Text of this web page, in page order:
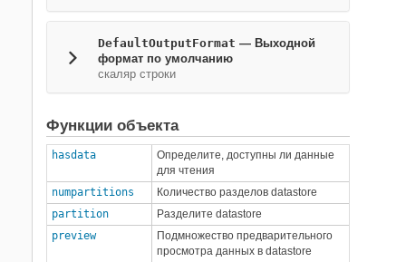
DefaultOutputFormat — Выходной
формат по умолчанию
скаляр строки
Функции объекта
hasdata
Определите, доступны ли данные
для чтения
numpartitions
Количество разделов datastore
partition
Разделите datastore
preview
Подмножество предварительного
просмотра данных в datastore